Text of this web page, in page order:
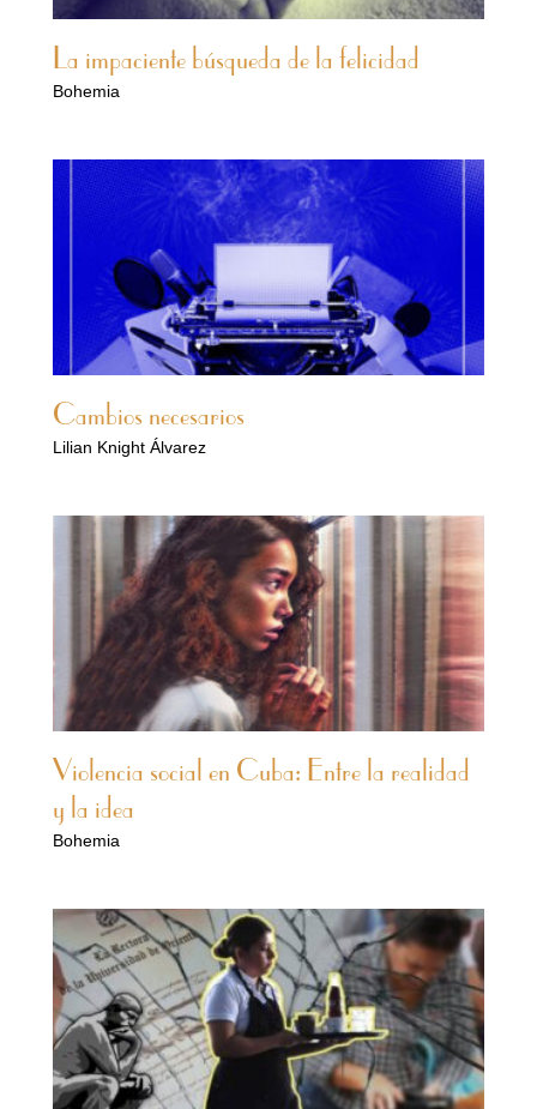
La impaciente búsqueda de la felicidad
Bohemia
Cambios necesarios
Lilian Knight Álvarez
Violencia social en Cuba: Entre la realidad
y la idea
Bohemia